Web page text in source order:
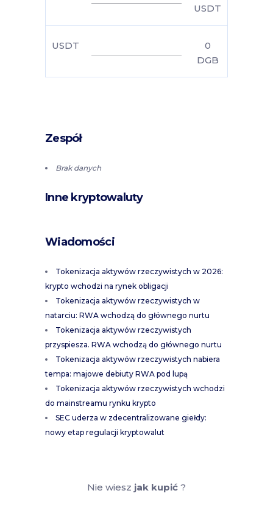
USDT
USDT
0
DGB
Zespół
Brak danych
Inne kryptowaluty
Wiadomości
Tokenizacja aktywów rzeczywistych w 2026:
krypto wchodzi na rynek obligacji
Tokenizacja aktywów rzeczywistych w
natarciu: RWA wchodzą do głównego nurtu
Tokenizacja aktywów rzeczywistych
przyspiesza. RWA wchodzą do głównego nurtu
Tokenizacja aktywów rzeczywistych nabiera
tempa: majowe debiuty RWA pod lupą
Tokenizacja aktywów rzeczywistych wchodzi
do mainstreamu rynku krypto
SEC uderza w zdecentralizowane giełdy:
nowy etap regulacji kryptowalut
Nie wiesz jak kupić?